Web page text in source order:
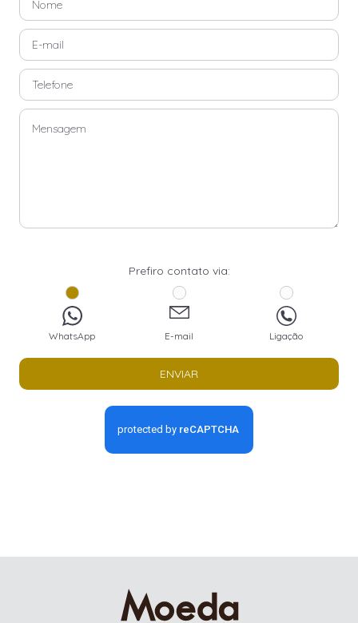
Prefiro contato via:
WhatsApp E-mail Ligação
ENVIAR